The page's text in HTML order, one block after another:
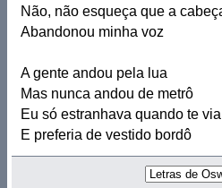
Não, não esqueça que a
Abandonou minha voz
A gente andou pela lua
Mas nunca andou de metrô
Eu só estranhava quando te
E preferia de vestido bordô